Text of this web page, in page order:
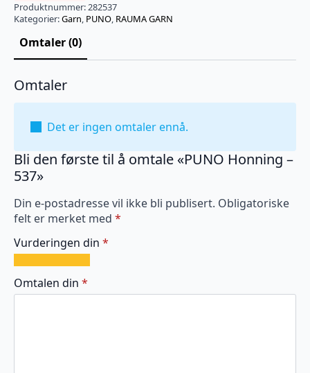
Produktnummer:282537
Kategorier:Garn, PUNO, RAUMA GARN
Omtaler (0)
Omtaler
Det er ingen omtaler ennå.
Bli den første til å omtale «PUNO Honning –
537»
Din e-postadresse vil ikke bli publisert. Obligatoriske
felt er merket med *
Vurderingen din *
av
5
av
5
av
5
av
5
av
5
Omtalen din *